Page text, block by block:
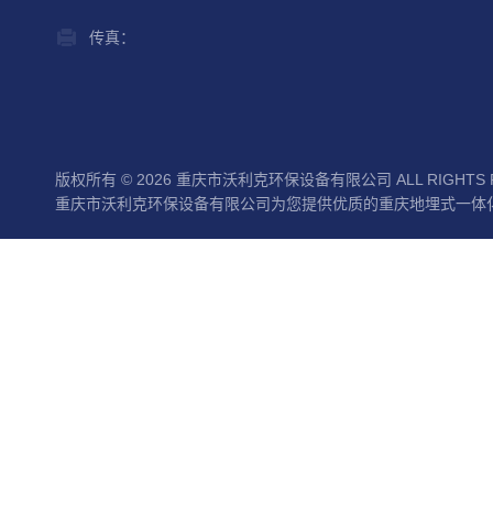
传真：
版权所有 © 2026 重庆市沃利克环保设备有限公司 ALL RIGHTS
重庆市沃利克环保设备有限公司为您提供优质的重庆地埋式一